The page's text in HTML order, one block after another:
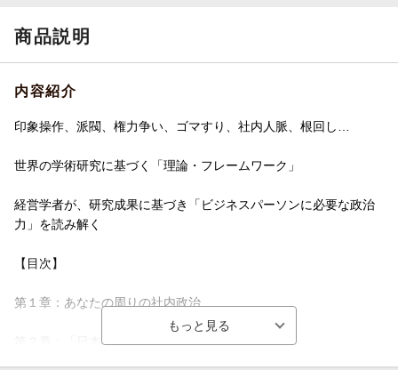
商品説明
内容紹介
印象操作、派閥、権力争い、ゴマすり、社内人脈、根回し…
世界の学術研究に基づく「理論・フレームワーク」
経営学者が、研究成果に基づき「ビジネスパーソンに必要な政治
力」を読み解く
【目次】
第１章：あなたの周りの社内政治
第２章：「日本だけ」ではない社内政治